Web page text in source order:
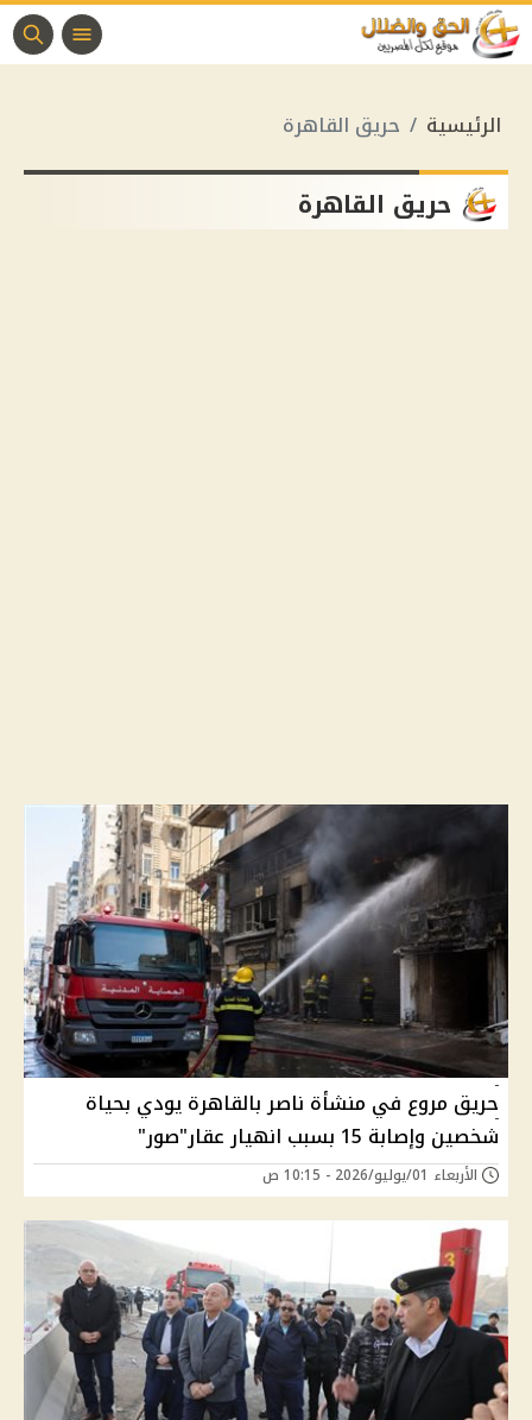
الرئيسية حريق القاهرة
حريق القاهرة
حريق مروع في منشأة ناصر بالقاهرة يودي بحياة
شخصين وإصابة 15 بسبب انهيار عقار"صور"
الأربعاء 01/يوليو/2026 - 10:15 ص